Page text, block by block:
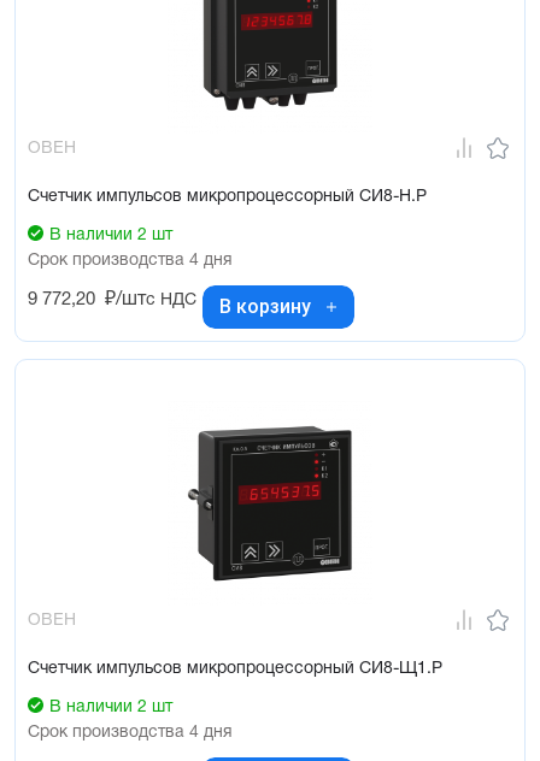
Три внешних входных устройства для организации счета
Сохранение результатов счета при отключении питания
Встроенный модуль интерфейса RS-485 по желанию заказчика
ОВЕН
Счетчик импульсов микропроцессорный СИ8-Н.Р
В наличии 2 шт
Срок производства 4 дня
9 772,20 ₽/штс НДС В корзину
ОВЕН
Счетчик импульсов микропроцессорный СИ8-Щ1.Р
В наличии 2 шт
Срок производства 4 дня